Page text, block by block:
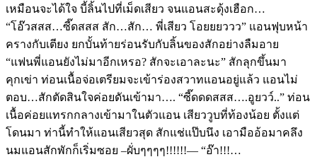
เหมือนจะได้ใจ บี้ลิ้นไปที่เม็ดเสียว จนแอนสะดุ้งเฮือก…
“โอ๊วสสส…ซี๊ดสสส สัก…สัก… พี่เสียว โอยยยววว” แอนฟุบหน้า
ครางกับเตียง ยกบั้นท้ายร่อนรับกับลิ้นของสักอย่างลืมอาย
“แฟนพี่แอนยังไม่มาอีกเหรอ? สักจะเอาละนะ” สักลุกขึ้นมา
คุกเข่า ท่อนเนื้อจ่อเตรียมจะเข้าร่องสวาทแอนอยู่แล้ว แอนไม่
ตอบ…สักตัดสินใจค่อยดันเข้ามา…. “ซี๊ดดดสสส….อูยวว์..” ท่อน
เนื้อค่อยแทรกกลางเข้ามาในตัวแอน เสียววูบที่ท้องน้อย ตั้งแต่
โดนมา ท่านี้ทำให้แอนเสียวสุด สักแช่แป๊บนึง เอามืออ้อมาคลึง
นมแอนสักพักก็เริ่มซอย –ผั่บๆๆๆๆ!!!!!!— “อ๊า!!!…